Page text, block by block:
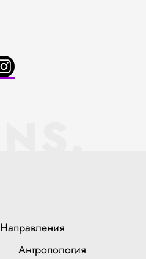
Направления
Антропология